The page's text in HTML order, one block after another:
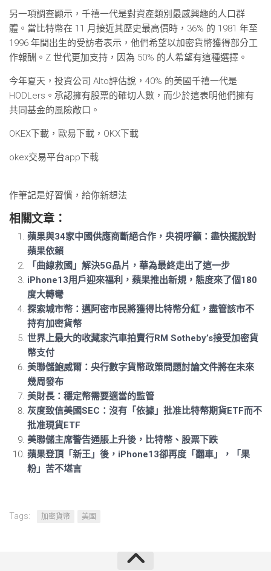
另一項調查顯示，千禧一代是對資產類別最感興趣的人口群
體。當比特幣在 11 月接近其歷史最高價時，36% 的 1981 年至
1996 年間出生的受訪者表示，他們希望以加密貨幣獲得部分工
作報酬。Z 世代更加支持，因為 50% 的人希望有這種選擇。
今年夏天，投資公司 Alto評估說，40% 的美國千禧一代是
HODLers。承認擁有股票的確切人數，而少於這表明他們擁有
共同基金的風險敞口。
OKEX下載，歐易下載，OKX下載
okex交易平台app下載
作筆記是好習慣，給你新想法
相關文章：
蘋果與34家中國供應商斷絕合作，央視呼籲：盡快擺脫對
蘋果依賴
「曲線救國」解決5G晶片，華為最終走出了這一步
iPhone13用戶迎來福利，蘋果推出新規，態度來了個180
度大轉彎
探索城市幣：邁阿密市民將獲得比特幣分紅，盡管該市不
持有加密貨幣
世界上最大的收藏家汽車拍賣行RM Sotheby’s接受加密貨
幣支付
美聯儲鮑威爾：央行數字貨幣政策問題討論文件將在未來
幾周發布
美財長：穩定幣需要適當的監管
灰度致信美國SEC：沒有「依據」批准比特幣期貨ETF而不
批准現貨ETF
美聯儲主席警告通脹上升後，比特幣、股票下跌
蘋果登頂「新王」後，iPhone13卻再度「翻車」，「果
粉」苦不堪言
Tags: 加密貨幣 美國